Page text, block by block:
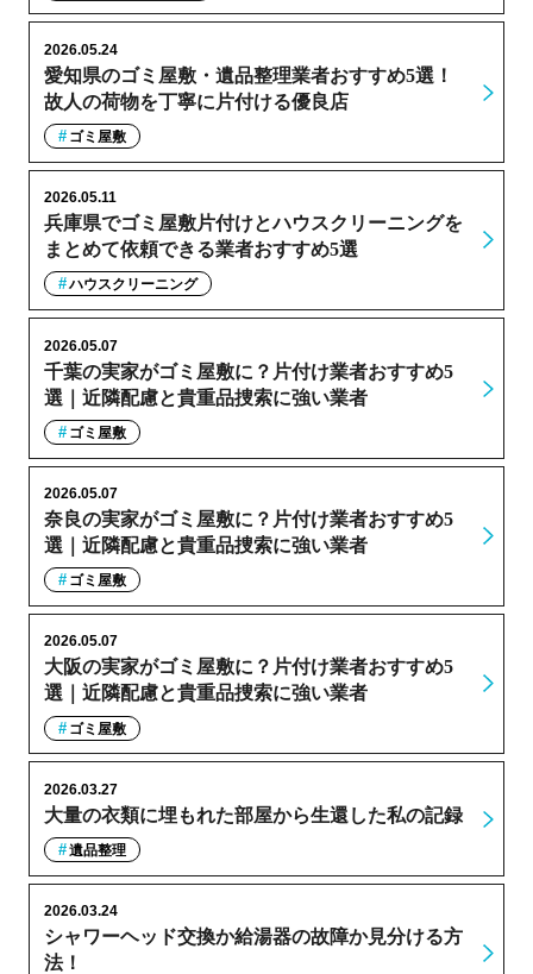
愛知県のゴミ屋敷・遺品整理業者おすすめ5選！
故人の荷物を丁寧に片付ける優良店
2026.05.24
ゴミ屋敷
兵庫県でゴミ屋敷片付けとハウスクリーニングを
まとめて依頼できる業者おすすめ5選
2026.05.11
ハウスクリーニング
千葉の実家がゴミ屋敷に？片付け業者おすすめ5
選｜近隣配慮と貴重品捜索に強い業者
2026.05.07
ゴミ屋敷
奈良の実家がゴミ屋敷に？片付け業者おすすめ5
選｜近隣配慮と貴重品捜索に強い業者
2026.05.07
ゴミ屋敷
大阪の実家がゴミ屋敷に？片付け業者おすすめ5
選｜近隣配慮と貴重品捜索に強い業者
2026.05.07
ゴミ屋敷
大量の衣類に埋もれた部屋から生還した私の記録
2026.03.27
遺品整理
シャワーヘッド交換か給湯器の故障か見分ける方
法！
2026.03.24